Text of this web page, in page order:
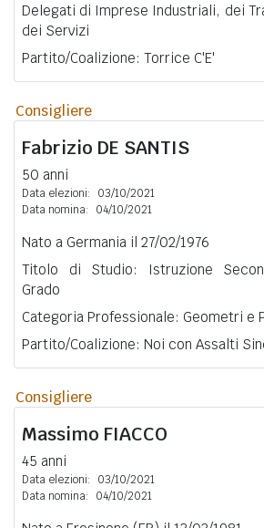
Delegati di Imprese Industriali, dei
dei Servizi
Partito/Coalizione: Torrice C'E'
Consigliere
Fabrizio DE SANTIS
50 anni
Data elezioni:
03/10/2021
Data nomina:
04/10/2021
Nato a Germania il 27/02/1976
Titolo di Studio: Istruzione
Grado
Categoria Professionale: Geometri e
Partito/Coalizione: Noi con Assalti
Consigliere
Massimo FIACCO
45 anni
Data elezioni:
03/10/2021
Data nomina:
04/10/2021